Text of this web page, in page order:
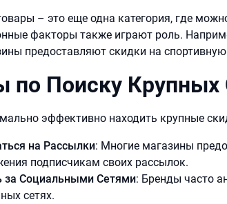
– это еще одна категория, где
факторы также играют роль.
предоставляют скидки на
по Поиску Крупных
эффективно находить крупные
на Рассылки: Многие магазины
подписчикам своих рассылок.
за Социальными Сетями: Бренды часто
сетях.